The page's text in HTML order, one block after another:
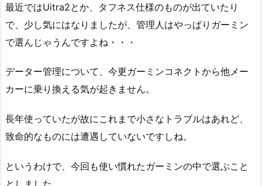
最近ではUitra2とか、タフネス仕様のものが出ていたり
で、少し気にはなりましたが、管理人はやっぱりガーミン
で選んじゃうんですよね・・・
データー管理について、今更ガーミンコネクトから他メー
カーに乗り換える気が起きません。
長年使っていたが故にこれまで小さなトラブルはあれど、
致命的なものには遭遇していないですしね。
というわけで、今回も使い慣れたガーミンの中で選ぶこと
としました。